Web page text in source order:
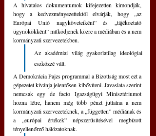
A hivatalos dokumentumok kifejezetten kimondják,
hogy a kedvezményezettektől elvárják, hogy „az
Európai Unió nagyköveteiként” és „tájékoztató
ügynökökként” működjenek közre a médiában és a nem
kormányzati szervezetekben.
Az akadémiai világ gyakorlatilag ideológiai
eszközzé vált.
A Demokrácia Pajzs programmal a Bizottság most ezt a
gépezetet kívánja jelentősen kibővíteni. Javaslata szerint
nemcsak egy de facto Igazságügyi Minisztériumot
hozna létre, hanem még több pénzt juttatna a nem
kormányzati szervezeteknek, a „független” médiának és
a „európai értékek” népszerűsítésével megbízott
tényellenőrző hálózatoknak.